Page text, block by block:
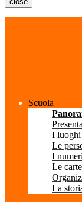
Scuola
I luoghi
Le
I
Le
La